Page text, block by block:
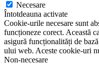
Necesare
Întotdeauna activate
Cookie-urile necesare sunt
funcționeze corect. Această
asigură funcționalități de
ului web. Aceste cookie-uri
Non-necesare